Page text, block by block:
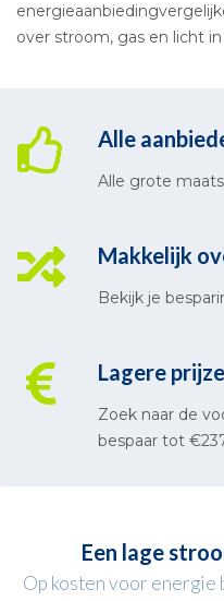
over stroom, gas en licht in
Alle
Alle grote
Makkelijk
Bekijk je
Lagere
Zoek naar de
bespaar tot
Een lage
Op kosten voor